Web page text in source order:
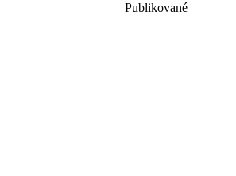
Publikované